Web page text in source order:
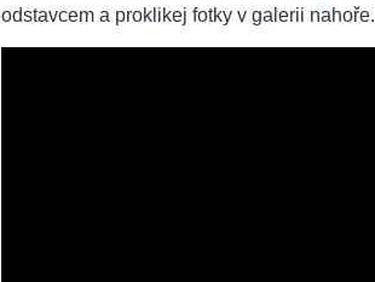
odstavcem a proklikej fotky v galerii nahoře.